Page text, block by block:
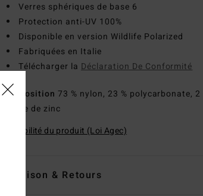
Verres sphériques de base 6
Protection anti-UV 100%
Disponible en version Wildlife Polarized
Fabriquées en Italie
Télécharger la Déclaration De Conformité
Composition 73 % nylon, 23 % polycarbonate, 2
alliage de zinc
Traçabilité du produit (Loi Agec)
Livraison & Retours